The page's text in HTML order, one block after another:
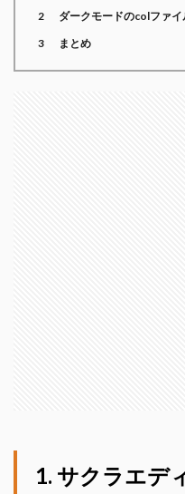
2
ダークモードのcolファイ
3
まとめ
サクラエデ